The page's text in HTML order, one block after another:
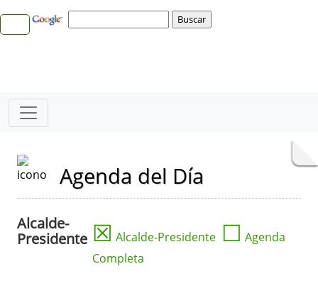
Agenda del Día
Alcalde-
Presidente ☒ Alcalde-Presidente ☐ Agenda
Completa